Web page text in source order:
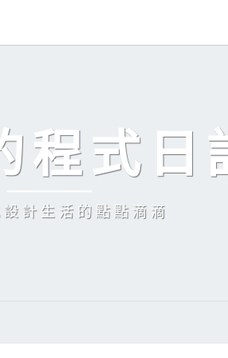
程式日
計生活的點點滴滴